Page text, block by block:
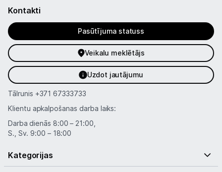
Kontakti
Pasūtījuma statuss
Veikalu meklētājs
Uzdot jautājumu
Tālrunis +371 67333733
Klientu apkalpošanas darba laiks:
Darba dienās 8:00 – 21:00,
S., Sv. 9:00 – 18:00
Kategorijas